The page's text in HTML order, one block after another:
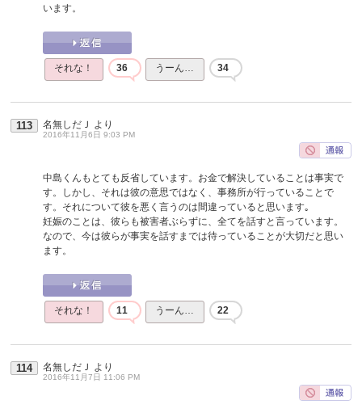
います。
それな！ 36 うーん… 34
113 名無しだＪ より
2016年11月6日 9:03 PM
中島くんもとても反省しています。お金で解決していることは事実で
す。しかし、それは彼の意思ではなく、事務所が行っていることで
す。それについて彼を悪く言うのは間違っていると思います｡
妊娠のことは、彼らも被害者ぶらずに、全てを話すと言っています。
なので、今は彼らが事実を話すまでは待っていることが大切だと思い
ます。
それな！ 11 うーん… 22
114 名無しだＪ より
2016年11月7日 11:06 PM